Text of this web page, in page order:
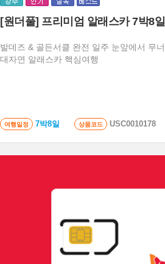
[원더풀] 프리미엄 알래스카 7박8일
발데즈 & 골든서클 완전 일주 눈앞에서 무너지는 빙하, 손에 닿을 듯한
대자연 알래스카 핵심여행
여행일정 7박8일 상품코드 USC0010178